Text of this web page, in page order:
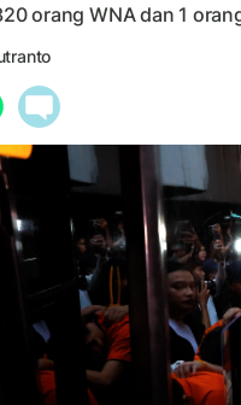
orang WNA dan 1